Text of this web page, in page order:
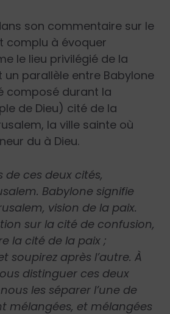
son commentaire sur le
complu à évoquer
le lieu privilégié de la
un parallèle entre Babylone
composé durant la
de Dieu) cité de la
la ville sainte où
du à Dieu.
de ces deux cités,
Babylone signifie
vision de la paix.
sur la cité de confusion,
la cité de la paix ;
soupirez après l’autre. À
distinguer ces deux
les séparer l’une de
mélangées, et mélangées